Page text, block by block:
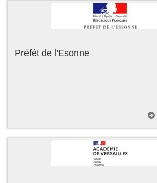
Préfét de l'Esonne